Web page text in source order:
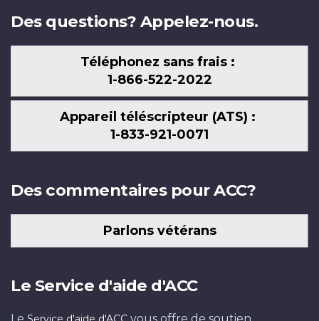
Des questions? Appelez-nous.
Téléphonez sans frais :
1-866-522-2022
Appareil téléscripteur (ATS) :
1-833-921-0071
Des commentaires pour ACC?
Parlons vétérans
Le Service d'aide d'ACC